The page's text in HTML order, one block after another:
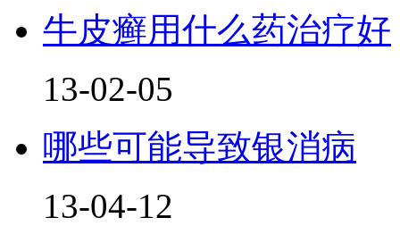
牛皮癣用什么药治疗好
13-02-05
哪些可能导致银消病
13-04-12